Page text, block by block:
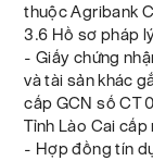
thuộc Agribank
3.6 Hồ sơ pháp
- Giấy chứng
và tài sản khác
cấp GCN số CT
Tỉnh Lào Cai
- Hợp đồng tín